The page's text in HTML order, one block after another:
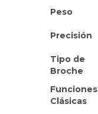
Peso
Precisión
Tipo de
Broche
Funciones
Clásicas